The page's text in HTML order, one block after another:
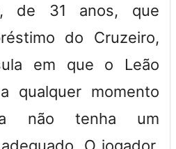
de 31 anos, que
do Cruzeiro,
em que o Leão
qualquer momento
não tenha um